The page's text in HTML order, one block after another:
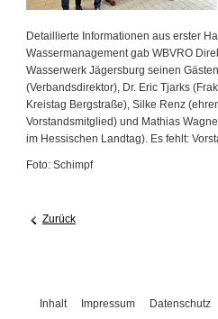
Detaillierte Informationen aus erster
Wassermanagement gab WBVRO
Wasserwerk Jägersburg seinen
(Verbandsdirektor), Dr. Eric Tjarks
Kreistag Bergstraße), Silke Renz
Vorstandsmitglied) und Mathias
im Hessischen Landtag). Es fehlt:
Foto: Schimpf
Zurück
Inhalt Impressum Datenschutz